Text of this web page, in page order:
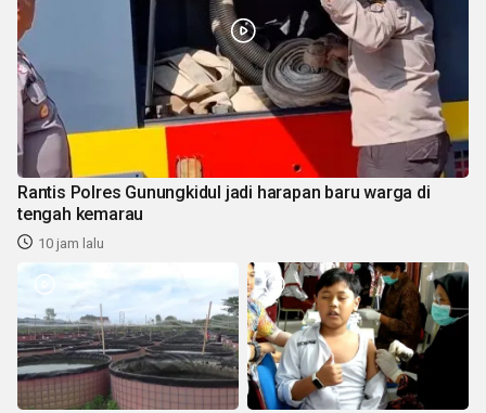
Rantis Polres Gunungkidul jadi harapan baru warga di
tengah kemarau
10 jam lalu